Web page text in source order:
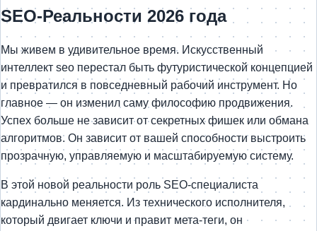
SEO-Реальности 2026 года
Мы живем в удивительное время. Искусственный
интеллект seo перестал быть футуристической концепцией
и превратился в повседневный рабочий инструмент. Но
главное — он изменил саму философию продвижения.
Успех больше не зависит от секретных фишек или обмана
алгоритмов. Он зависит от вашей способности выстроить
прозрачную, управляемую и масштабируемую систему.
В этой новой реальности роль SEO-специалиста
кардинально меняется. Из технического исполнителя,
который двигает ключи и правит мета-теги, он